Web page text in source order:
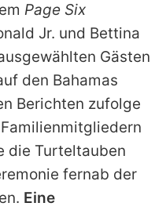
Page Six
Jr. und Bettina
Gästen
den Bahamas
Berichten zufolge
die Turteltauben
fernab der
Eine